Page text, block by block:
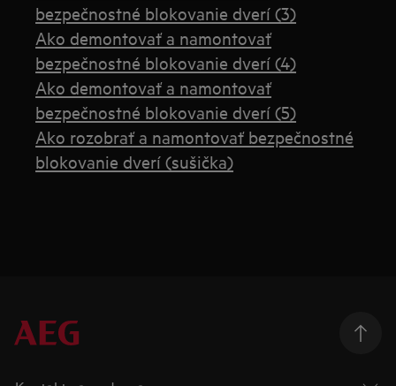
bezpečnostné blokovanie dverí (3)
Ako demontovať a namontovať
bezpečnostné blokovanie dverí (4)
Ako demontovať a namontovať
bezpečnostné blokovanie dverí (5)
Ako rozobrať a namontovať bezpečnostné
blokovanie dverí (sušička)